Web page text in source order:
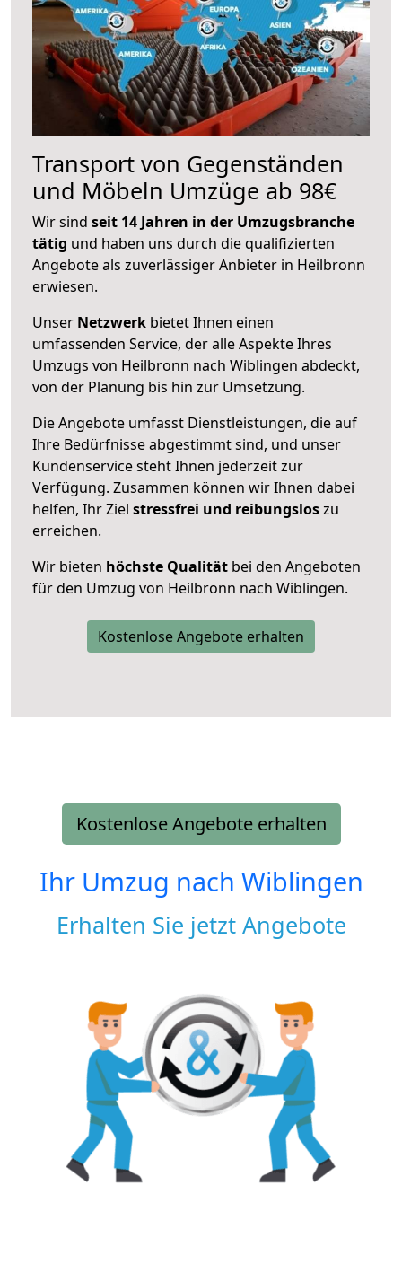
Transport von Gegenständen
und Möbeln Umzüge ab 98€
Wir sind seit 14 Jahren in der Umzugsbranche
tätig und haben uns durch die qualifizierten
Angebote als zuverlässiger Anbieter in Heilbronn
erwiesen.
Unser Netzwerk bietet Ihnen einen
umfassenden Service, der alle Aspekte Ihres
Umzugs von Heilbronn nach Wiblingen abdeckt,
von der Planung bis hin zur Umsetzung.
Die Angebote umfasst Dienstleistungen, die auf
Ihre Bedürfnisse abgestimmt sind, und unser
Kundenservice steht Ihnen jederzeit zur
Verfügung. Zusammen können wir Ihnen dabei
helfen, Ihr Ziel stressfrei und reibungsloszu
erreichen.
Wir bieten höchste Qualität bei den Angeboten
für den Umzug von Heilbronn nach Wiblingen.
Kostenlose Angebote erhalten
Kostenlose Angebote erhalten
Ihr Umzug nach Wiblingen
Erhalten Sie jetzt Angebote